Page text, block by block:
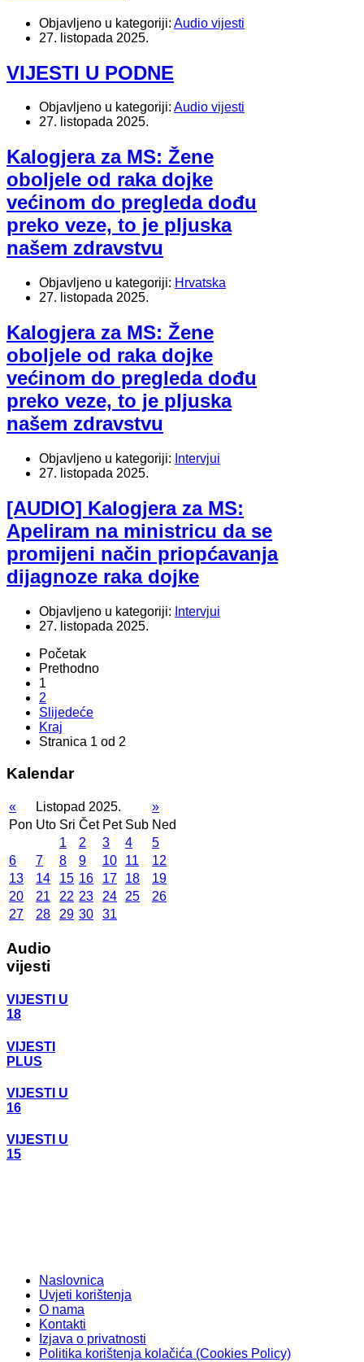
Objavljeno u kategoriji: Audio vijesti
27. listopada 2025.
VIJESTI U PODNE
Objavljeno u kategoriji: Audio vijesti
27. listopada 2025.
Kalogjera za MS: Žene
oboljele od raka dojke
većinom do pregleda dođu
preko veze, to je pljuska
našem zdravstvu
Objavljeno u kategoriji: Hrvatska
27. listopada 2025.
Kalogjera za MS: Žene
oboljele od raka dojke
većinom do pregleda dođu
preko veze, to je pljuska
našem zdravstvu
Objavljeno u kategoriji: Intervjui
27. listopada 2025.
[AUDIO] Kalogjera za MS:
Apeliram na ministricu da se
promijeni način priopćavanja
dijagnoze raka dojke
Objavljeno u kategoriji: Intervjui
27. listopada 2025.
Početak
Prethodno
1
2
Slijedeće
Kraj
Stranica 1 od 2
Kalendar
« Listopad 2025.
»
Pon Uto Sri Čet Pet Sub Ned
1
2 3 4
5
6
7 8 9 10 11
12
13
14 15 16 17 18
19
20
21 22 23 24 25
26
27
28 29 30 31
Audio
vijesti
VIJESTI U
18
VIJESTI
PLUS
VIJESTI U
16
VIJESTI U
15
Naslovnica
Uvjeti korištenja
O nama
Kontakti
Izjava o privatnosti
Politika korištenja kolačića (Cookies Policy)